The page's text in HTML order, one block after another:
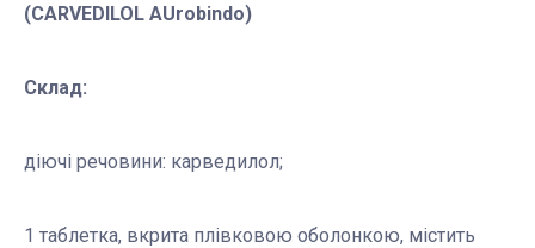
(CARVEDILOL AUrobindo)
Склад:
діючі речовини: карведилол;
1 таблетка, вкрита плівковою оболонкою, містить